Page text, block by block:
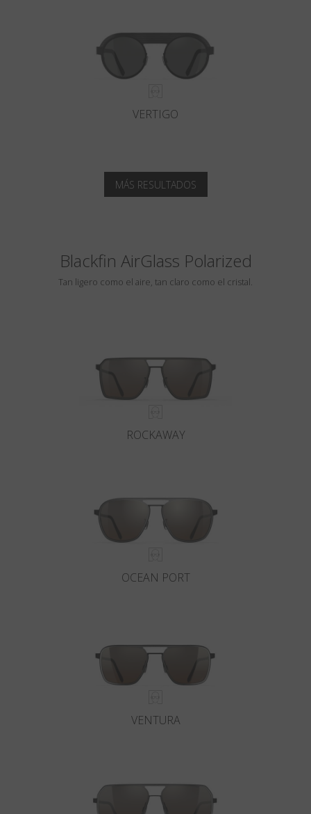
VERTIGO
MÁS RESULTADOS
Blackfin AirGlass Polarized
Tan ligero como el aire, tan claro como el cristal.
ROCKAWAY
OCEAN PORT
VENTURA